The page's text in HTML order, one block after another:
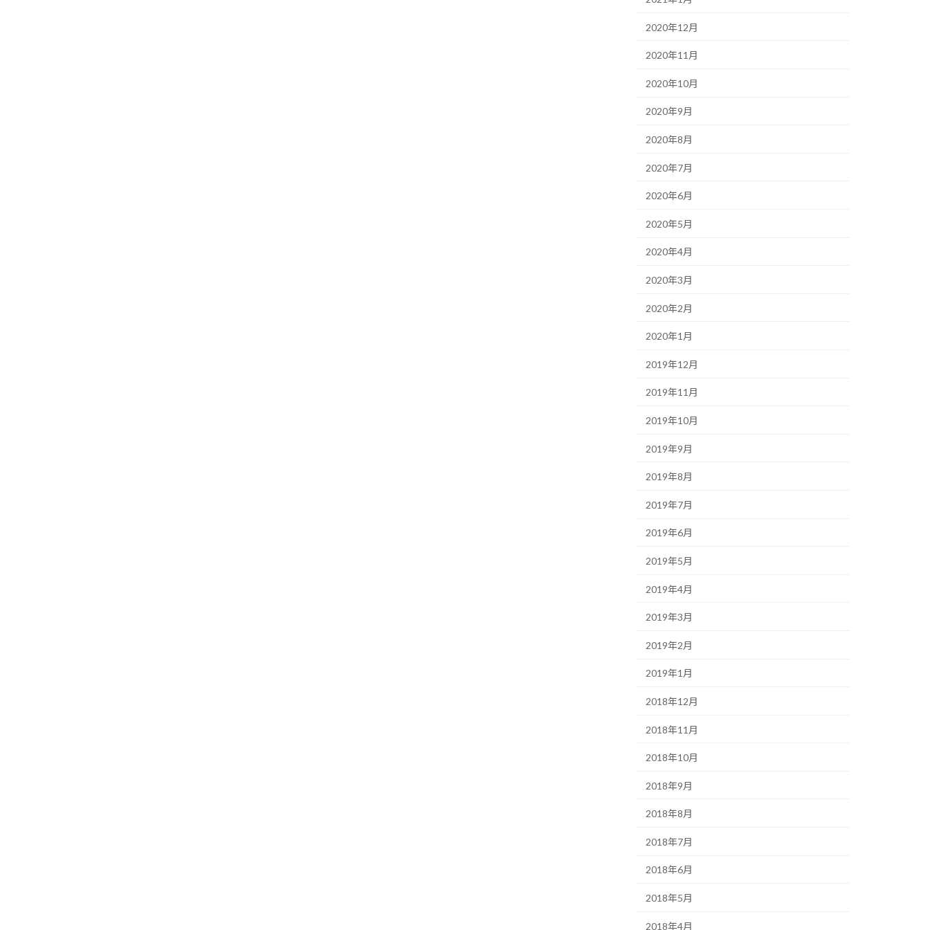
2020年12月
2020年11月
2020年10月
2020年9月
2020年8月
2020年7月
2020年6月
2020年5月
2020年4月
2020年3月
2020年2月
2020年1月
2019年12月
2019年11月
2019年10月
2019年9月
2019年8月
2019年7月
2019年6月
2019年5月
2019年4月
2019年3月
2019年2月
2019年1月
2018年12月
2018年11月
2018年10月
2018年9月
2018年8月
2018年7月
2018年6月
2018年5月
2018年4月